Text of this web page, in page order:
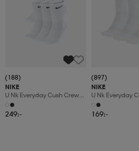
(188)
NIKE
U Nk Everyday Cush Crew
6pr-Bd
249:-
(897)
NIKE
U Nk Everyday
3pr
169:-